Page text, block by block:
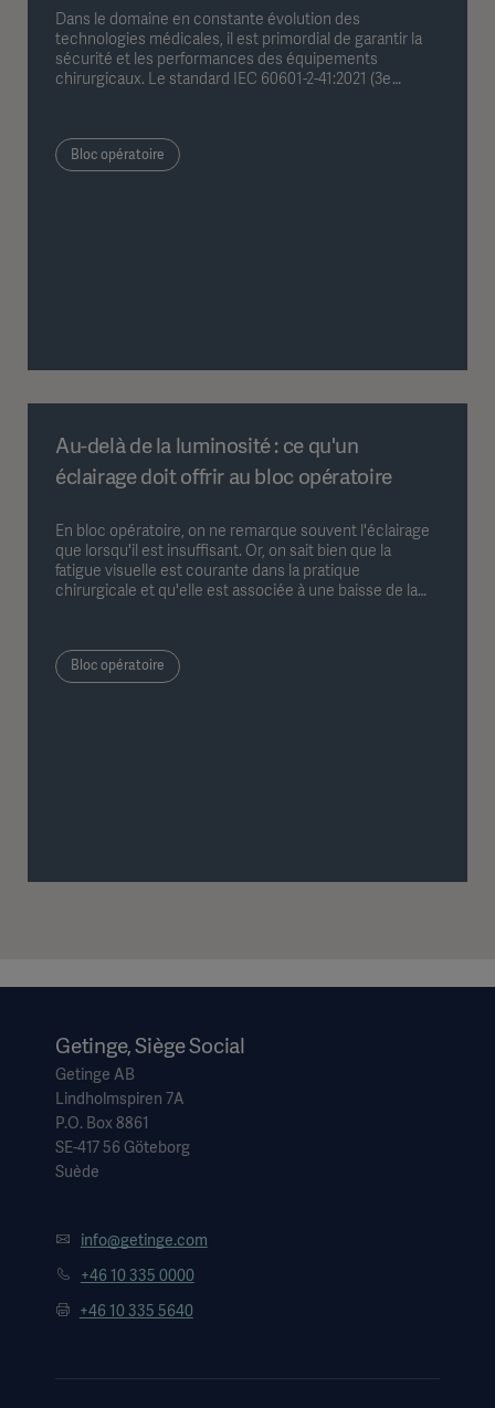
Dans le domaine en constante évolution des
technologies médicales, il est primordial de garantir la
sécurité et les performances des équipements
chirurgicaux. Le standard IEC 60601-2-41:2021 (3e
éclairages opératoires et des éclairages de diagnostic.
Bloc opératoire
Au-delà de la luminosité : ce qu'un
éclairage doit offrir au bloc opératoire
En bloc opératoire, on ne remarque souvent l'éclairage
que lorsqu'il est insuffisant. Or, on sait bien que la
fatigue visuelle est courante dans la pratique
chirurgicale et qu'elle est associée à une baisse de la
» n'est pas la solution, quels sont les facteurs qui
comptent vraiment et ce que cela implique pour la
conception de l'éclairage chirurgical moderne.
Bloc opératoire
Getinge, Siège Social
Getinge AB
Lindholmspiren 7A
P.O. Box 8861
SE-417 56 Göteborg
Suède
info@getinge.com
+46 10 335 0000
+46 10 335 5640